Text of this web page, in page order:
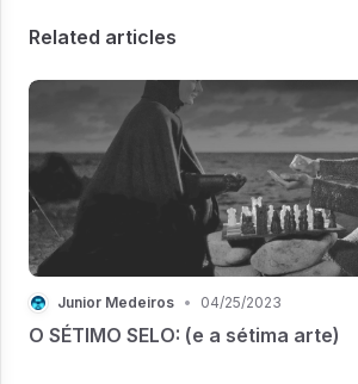
Related articles
Junior Medeiros • 04/25/2023
O SÉTIMO SELO: (e a sétima arte)